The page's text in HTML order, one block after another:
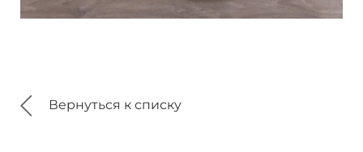
Вернуться к списку